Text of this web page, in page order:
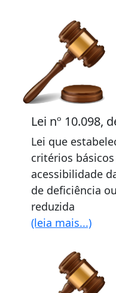
Lei nº 10.098,
Lei que
critérios
acessibilidade
de deficiência
reduzida
(leia mais...)